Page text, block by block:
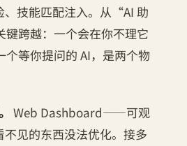
技能匹配注入。从“AI 助
跨越：一个会在你不理它
个等你提问的 AI，是两个物
Web Dashboard——可观
见的东西没法优化。接多